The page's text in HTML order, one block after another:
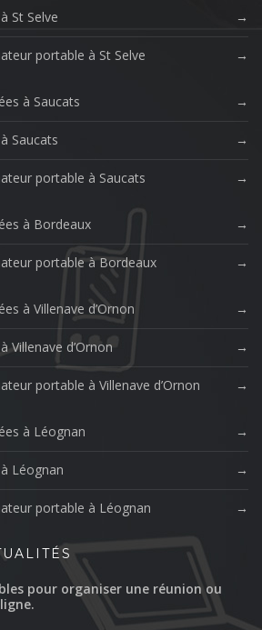
St Selve
portable à St Selve
à Saucats
Saucats
portable à Saucats
à Bordeaux
portable à Bordeaux
à Villenave d’Ornon
Villenave d’Ornon
portable à Villenave d’Ornon
à Léognan
Léognan
portable à Léognan
pour organiser une réunion ou